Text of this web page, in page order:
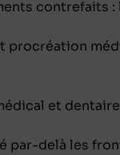
contrefaits
procréation
et
par-delà les